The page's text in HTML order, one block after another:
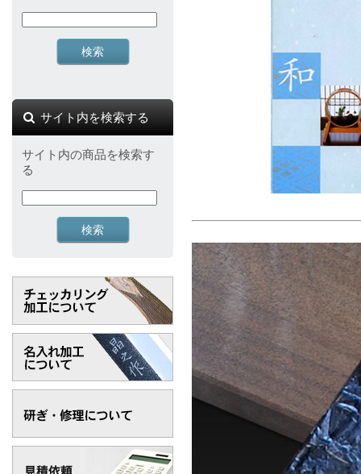
サイト内を検索する
サイト内の商品を検索す
る